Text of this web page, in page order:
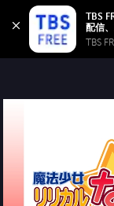
TBS
TBS
TBS FREE
無料見逃し配信